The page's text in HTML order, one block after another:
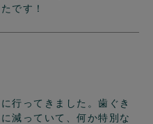
です！
行ってきました。歯ぐき
減っていて、何か特別な